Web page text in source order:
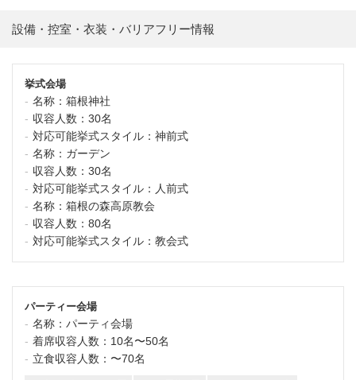
設備・控室・衣装・バリアフリー情報
挙式会場
名称： 箱根神社
収容人数： 30名
対応可能挙式スタイル： 神前式
名称： ガーデン
収容人数： 30名
対応可能挙式スタイル： 人前式
名称： 箱根の森高原教会
収容人数： 80名
対応可能挙式スタイル： 教会式
パーティー会場
名称： パーティ会場
着席収容人数： 10名〜50名
立食収容人数： 〜70名